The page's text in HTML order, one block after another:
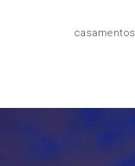
casamentos